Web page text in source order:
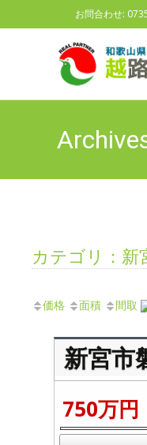
お問合わせ:
カテゴリ：新
価格 面積 間取
新宮
750万円